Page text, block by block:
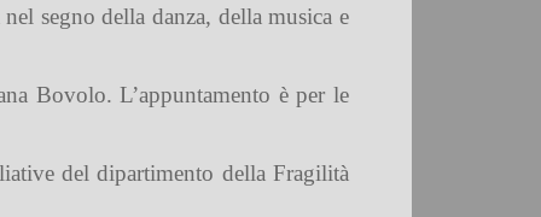
segno della danza, della musica e
Bovolo. L’appuntamento è per le
del dipartimento della Fragilità